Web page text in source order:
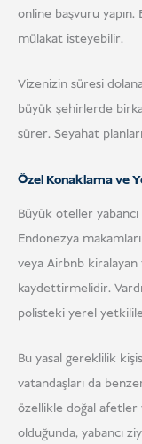
online başvuru
mülakat isteyebilir.
Vizenizin süresi
büyük şehirlerde
sürer. Seyahat
Özel Konaklama ve
Büyük oteller
Endonezya
veya Airbnb
kaydettirmelidir.
polisteki yerel
Bu yasal gereklilik
vatandaşları da
özellikle doğal afetler
olduğunda, yabancı